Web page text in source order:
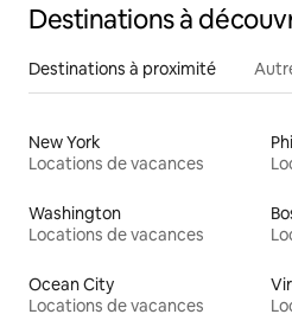
Destinations à
Destinations à proximité
New York
Locations de vacances
Washington
Locations de vacances
Ocean City
Locations de vacances